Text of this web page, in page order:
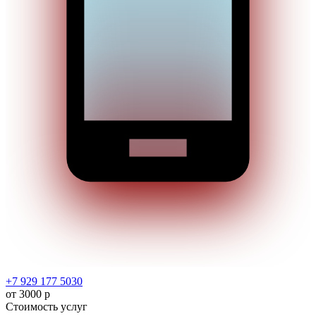
+7 929 177 5030
от 3000 р
Стоимость услуг